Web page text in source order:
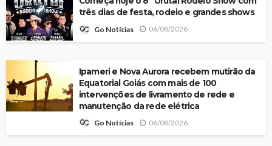
três dias de festa, rodeio e grandes shows
Go Notícias 06/08/2026
Ipameri e Nova Aurora recebem mutirão da
Equatorial Goiás com mais de 100
intervenções de livramento de rede e
manutenção da rede elétrica
Go Notícias 06/08/2026